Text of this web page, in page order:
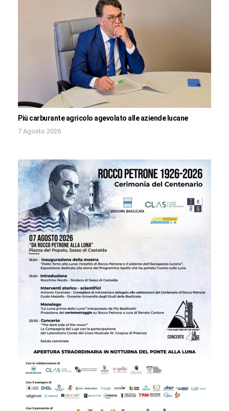
Più carburante agricolo agevolato alle aziende lucane
7 Agosto 2026